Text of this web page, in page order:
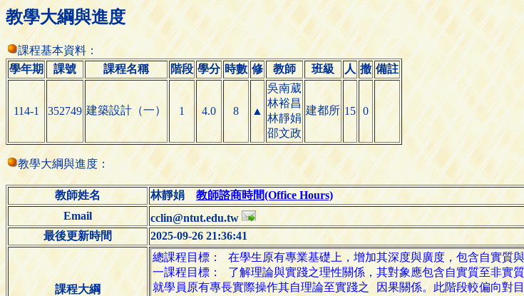
教學大綱與進度
課程基本資料：
學年期
課號 課程名稱 階段 學分 時數 修 教師 班級 人 撤 備註
114-1 352749 建築設計（一） 1 4.0 8 ▲
吳南葳
林裕昌
林靜娟
邵文政
建都所 15 0
教學大綱與進度：
教師姓名 林靜娟 教師諮商時間(Office Hours)
Email
cclin@ntut.edu.tw
最後更新時間
2025-09-26 21:36:41
課程大綱